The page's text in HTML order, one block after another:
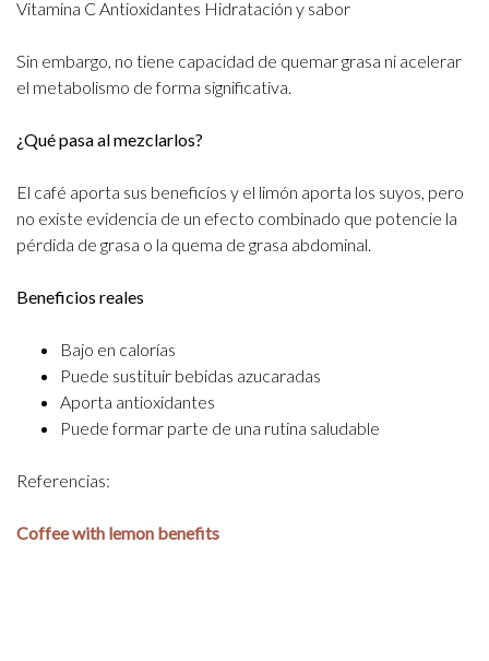
Vitamina CAntioxidantes Hidratación y sabor
Sin embargo, no tiene capacidad de quemar grasa ni acelerar
el metabolismo de forma significativa.
¿Qué pasa al mezclarlos?
El café aporta sus beneficios y el limón aporta los suyos, pero
no existe evidencia de un efecto combinado que potencie la
pérdida de grasa o la quema de grasa abdominal.
Beneficios reales
Bajo en calorías
Puede sustituir bebidas azucaradas
Aporta antioxidantes
Puede formar parte de una rutina saludable
Referencias:
Coffee with lemon benefits